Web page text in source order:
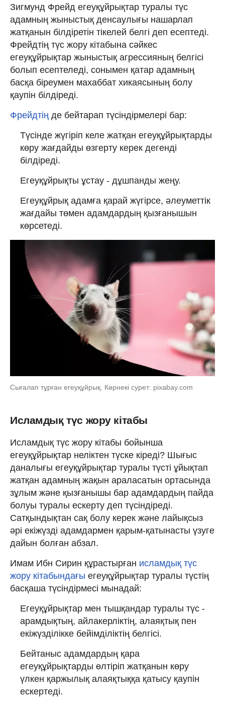
Зигмунд Фрейд егеуқұйрықтар туралы түс
адамның жыныстық денсаулығы нашарлап
жатқанын білдіретін тікелей белгі деп есептеді.
Фрейдтің түс жору кітабына сәйкес
егеуқұйрықтар жыныстық агрессияның белгісі
болып есептеледі, сонымен қатар адамның
басқа біреумен махаббат хикаясының болу
қаупін білдіреді.
Фрейдтің де бейтарап түсіндірмелері бар:
Түсінде жүгіріп келе жатқан егеуқұйрықтарды
көру жағдайды өзгерту керек дегенді
білдіреді.
Егеуқұйрықты ұстау - дұшпанды жеңу.
Егеуқұйрық адамға қарай жүгірсе, әлеуметтік
жағдайы төмен адамдардың қызғанышын
көрсетеді.
Сығалап тұрған егеуқұйрық. Көрнекі сурет: pixabay.com
Исламдық түс жору кітабы
Исламдық түс жору кітабы бойынша
егеуқұйрықтар неліктен түске кіреді? Шығыс
даналығы егеуқұйрықтар туралы түсті ұйықтап
жатқан адамның жақын араласатын ортасында
зұлым және қызғанышы бар адамдардың пайда
болуы туралы ескерту деп түсіндіреді.
Сатқындықтан сақ болу керек және лайықсыз
әрі екіжүзді адамдармен қарым-қатынасты үзуге
дайын болған абзал.
Имам Ибн Сирин құрастырған исламдық түс
жору кітабындағы егеуқұйрықтар туралы түстің
басқаша түсіндірмесі мынадай:
Егеуқұйрықтар мен тышқандар туралы түс -
арамдықтың, айлакерліктің, алаяқтық пен
екіжүзділікке бейімділіктің белгісі.
Бейтаныс адамдардың қара
егеуқұйрықтарды өлтіріп жатқанын көру
үлкен қаржылық алаяқтыққа қатысу қаупін
ескертеді.